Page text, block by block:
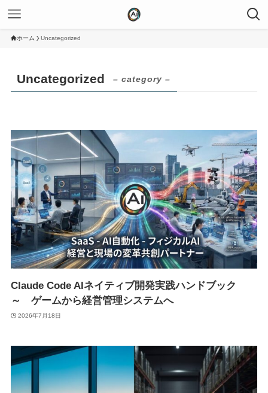
ホーム Uncategorized
Uncategorized – category –
Claude Code AIネイティブ開発実践ハンドブック
～ ゲームから経営管理システムへ
2026年7月18日